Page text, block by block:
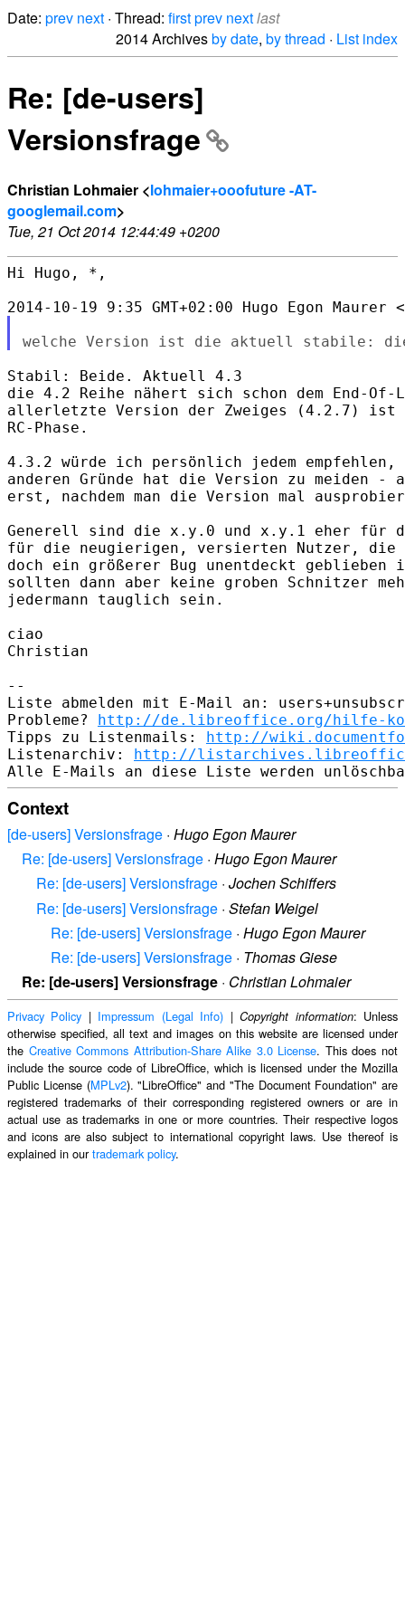
Date: prev next · Thread: firstprev nextlast
2014 Archivesby date, by thread · List index
Re: [de-users]
Versionsfrage
Christian Lohmaier <lohmaier+ooofuture -AT-
googlemail.com>
Tue, 21 Oct 2014 12:44:49 +0200
Hi Hugo, *,
Stabil: Beide. Aktuell 4.3
die 4.2 Reihe nähert sich schon dem End-
allerletzte Version der Zweiges (4.2.7) ist
RC-Phase.
4.3.2 würde ich persönlich jedem
anderen Gründe hat die Version zu meiden -
erst, nachdem man die Version mal
Generell sind die x.y.0 und x.y.1 eher für
für die neugierigen, versierten Nutzer, die
doch ein größerer Bug unentdeckt
sollten dann aber keine groben Schnitzer
jedermann tauglich sein.
ciao
Christian
--
Liste abmelden mit E-Mail an:
Probleme? http://de.libreoffice.org/hilfe-
Tipps zu Listenmails: http://
Listenarchiv: http://
Context
[de-users] Versionsfrage · Hugo Egon Maurer
Re: [de-users] Versionsfrage · Hugo Egon Maurer
Re: [de-users] Versionsfrage · Jochen Schiffers
Re: [de-users] Versionsfrage · Stefan Weigel
Re: [de-users] Versionsfrage · Hugo Egon Maurer
Re: [de-users] Versionsfrage · Thomas Giese
Re: [de-users] Versionsfrage · Christian Lohmaier
Privacy Policy | Impressum (Legal Info) |Copyright information: Unless
otherwise specified, all text and images on this website are licensed under
the Creative Commons Attribution-Share Alike 3.0 License. This does not
include the source code of LibreOffice, which is licensed under the Mozilla
Public License (MPLv2). "LibreOffice" and "The Document Foundation" are
registered trademarks of their corresponding registered owners or are in
actual use as trademarks in one or more countries. Their respective logos
and icons are also subject to international copyright laws. Use thereof is
explained in ourtrademark policy.